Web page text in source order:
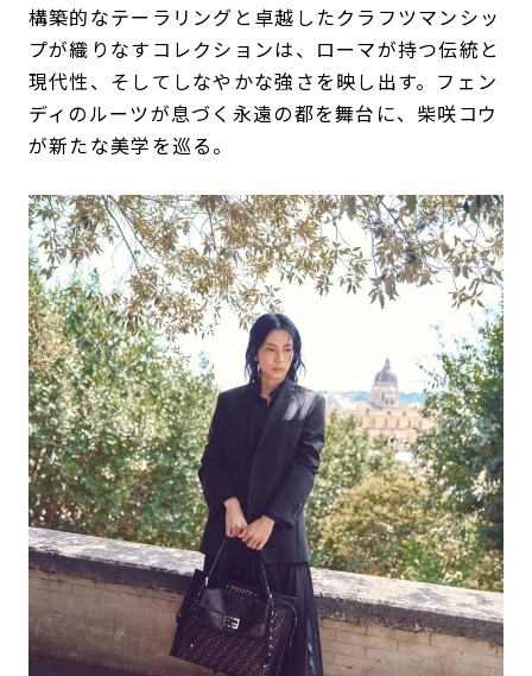
構築的なテーラリングと卓越したクラフツマンシッ
プが織りなすコレクションは、ローマが持つ伝統と
現代性、そしてしなやかな強さを映し出す。フェン
ディのルーツが息づく永遠の都を舞台に、柴咲コウ
が新たな美学を巡る。